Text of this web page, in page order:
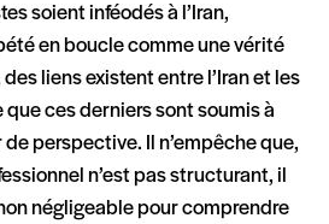
soient inféodés à l’Iran,
en boucle comme une vérité
liens existent entre l’Iran et les
ces derniers sont soumis à
perspective. Il n’empêche que,
n’est pas structurant, il
négligeable pour comprendre